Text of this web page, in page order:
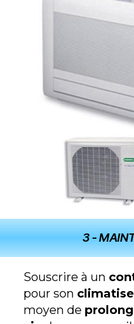
3 -
Souscrire à un
pour son
moyen de